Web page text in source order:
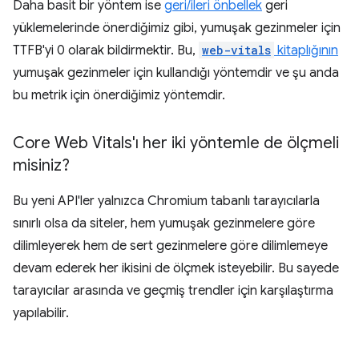
Daha basit bir yöntem ise geri/ileri önbellek geri
yüklemelerinde önerdiğimiz gibi, yumuşak gezinmeler için
TTFB'yi 0 olarak bildirmektir. Bu, web-vitals kitaplığının
yumuşak gezinmeler için kullandığı yöntemdir ve şu anda
bu metrik için önerdiğimiz yöntemdir.
Core Web Vitals'ı her iki yöntemle de ölçmeli
misiniz?
Bu yeni API'ler yalnızca Chromium tabanlı tarayıcılarla
sınırlı olsa da siteler, hem yumuşak gezinmelere göre
dilimleyerek hem de sert gezinmelere göre dilimlemeye
devam ederek her ikisini de ölçmek isteyebilir. Bu sayede
tarayıcılar arasında ve geçmiş trendler için karşılaştırma
yapılabilir.